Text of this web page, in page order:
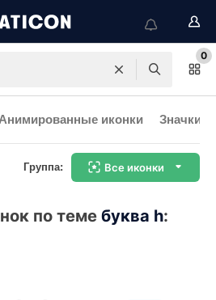
0
иконки Значки
Группа: Все иконки
по теме буква h: